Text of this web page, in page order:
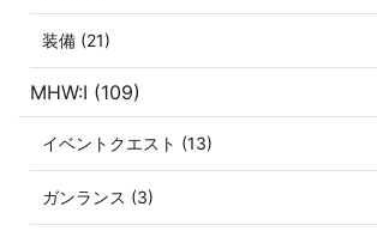
装備 (21)
MHW:I (109)
イベントクエスト (13)
ガンランス (3)